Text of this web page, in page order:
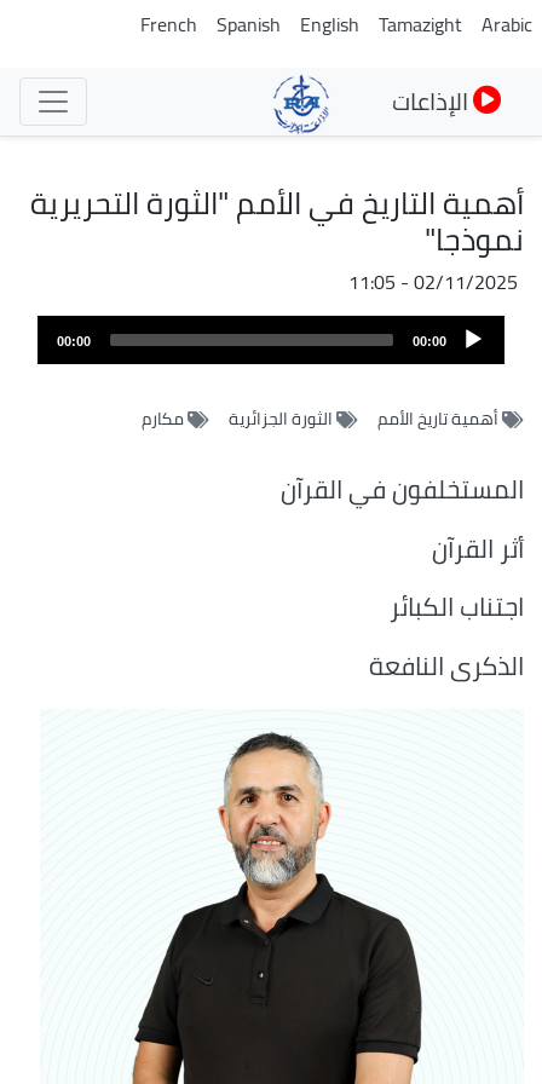
تجاوز
Arabic
Tamazight
English
Spanish
French
الإذاعات
أهمية التاريخ في الأمم "الثورة التحريرية
نموذجا"
02/11/2025 - 11:05
Audio
Player
00:00
00:00
أهمية تاريخ الأمم الثورة الجزائرية مكارم
المستخلفون في القرآن
أثر القرآن
اجتناب الكبائر
الذكرى النافعة